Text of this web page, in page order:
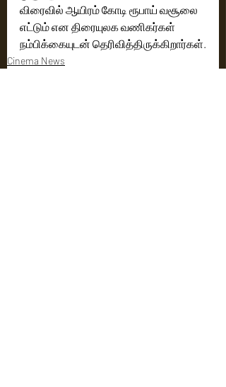
விரைவில் ஆயிரம் கோடி ரூபாய் வசூலை
எட்டும் என திரையுலக வணிகர்கள்
நம்பிக்கையுடன் தெரிவித்திருக்கிறார்கள்.
Cinema News